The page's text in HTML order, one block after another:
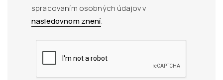
spracovaním osobných údajov v
nasledovnom znení.